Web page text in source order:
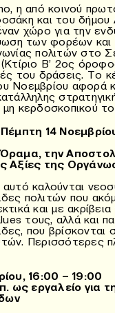
η από κοινού
και του δήμου
χώρο για την
των φορέων
πολιτών στο
Β’ 2ος
του δράσεις. Το
Νοεμβρίου αφορά
κερδοσκοπικού
14
την
Αξίες της
καλούνται
πολιτών που
και με
τους, αλλά και
που βρίσκονται
Περισσότερες
16:00 – 19:00
ως εργαλείο για